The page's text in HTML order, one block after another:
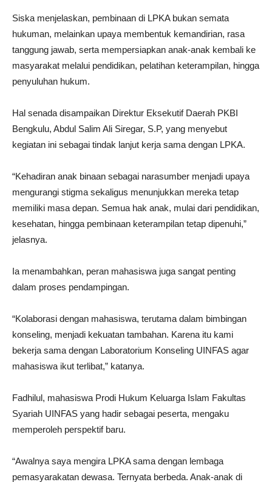
Siska menjelaskan, pembinaan di LPKA bukan semata
hukuman, melainkan upaya membentuk kemandirian, rasa
tanggung jawab, serta mempersiapkan anak-anak kembali ke
masyarakat melalui pendidikan, pelatihan keterampilan, hingga
penyuluhan hukum.
Hal senada disampaikan Direktur Eksekutif Daerah PKBI
Bengkulu, Abdul Salim Ali Siregar, S.P, yang menyebut
kegiatan ini sebagai tindak lanjut kerja sama dengan LPKA.
“Kehadiran anak binaan sebagai narasumber menjadi upaya
mengurangi stigma sekaligus menunjukkan mereka tetap
memiliki masa depan. Semua hak anak, mulai dari pendidikan,
kesehatan, hingga pembinaan keterampilan tetap dipenuhi,”
jelasnya.
Ia menambahkan, peran mahasiswa juga sangat penting
dalam proses pendampingan.
“Kolaborasi dengan mahasiswa, terutama dalam bimbingan
konseling, menjadi kekuatan tambahan. Karena itu kami
bekerja sama dengan Laboratorium Konseling UINFAS agar
mahasiswa ikut terlibat,” katanya.
Fadhilul, mahasiswa Prodi Hukum Keluarga Islam Fakultas
Syariah UINFAS yang hadir sebagai peserta, mengaku
memperoleh perspektif baru.
“Awalnya saya mengira LPKA sama dengan lembaga
pemasyarakatan dewasa. Ternyata berbeda. Anak-anak di